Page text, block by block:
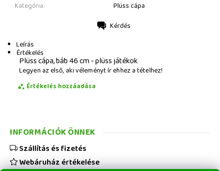
Kategória: Plüss cápa
Kérdés
Leírás
Értékelés
Plüss cápa, báb 46 cm - plüss játékok
Legyen az első, aki véleményt ír ehhez a tételhez!
Értékelés hozzáadása
INFORMÁCIÓK ÖNNEK
Szállítás és fizetés
Webáruház értékelése